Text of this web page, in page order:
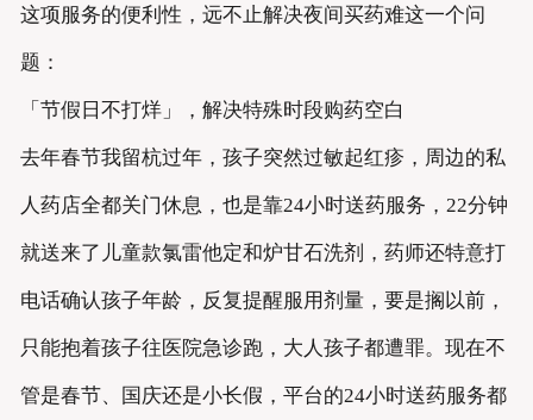
这项服务的便利性，远不止解决夜间买药难这一个问
题：
「节假日不打烊」，解决特殊时段购药空白
去年春节我留杭过年，孩子突然过敏起红疹，周边的私
人药店全都关门休息，也是靠24小时送药服务，22分钟
就送来了儿童款氯雷他定和炉甘石洗剂，药师还特意打
电话确认孩子年龄，反复提醒服用剂量，要是搁以前，
只能抱着孩子往医院急诊跑，大人孩子都遭罪。现在不
管是春节、国庆还是小长假，平台的24小时送药服务都